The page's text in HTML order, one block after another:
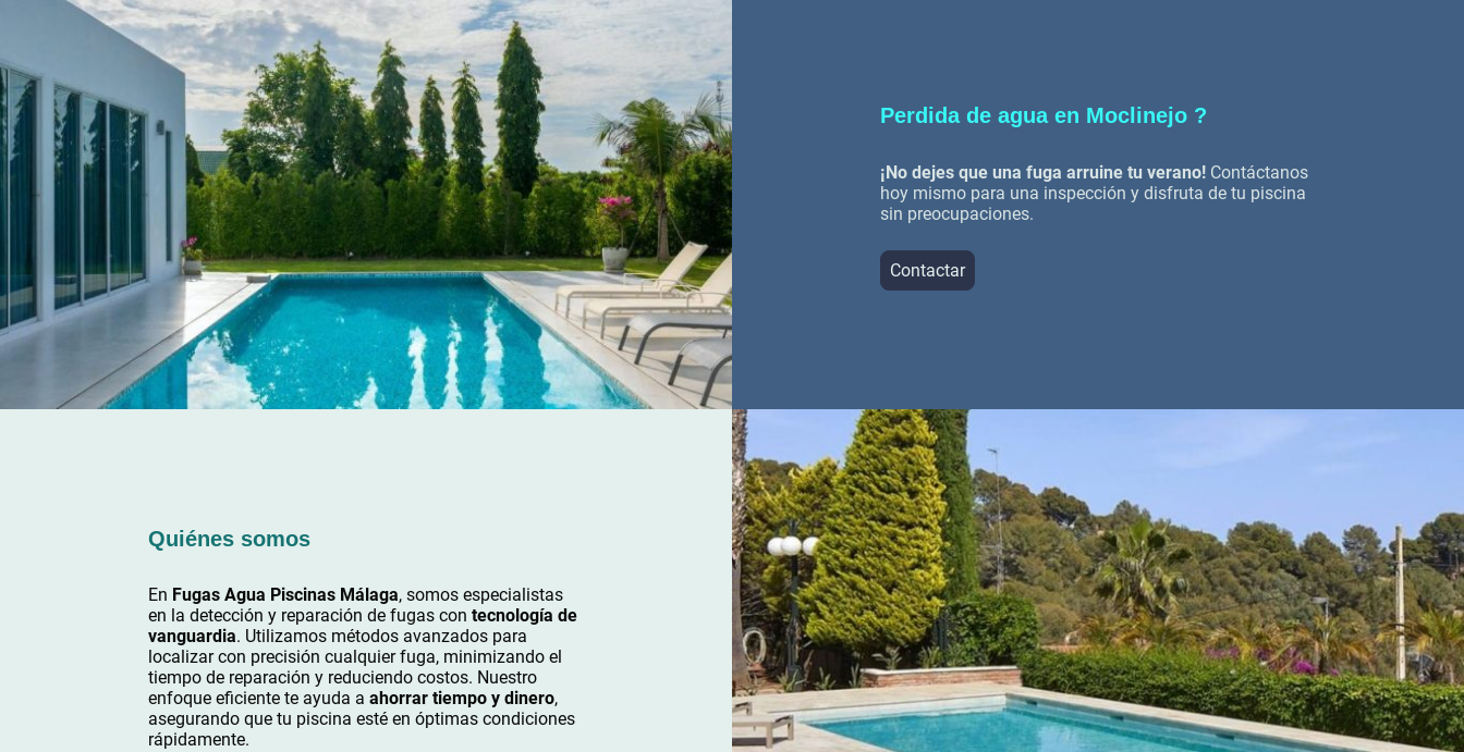
Perdida de agua en Moclinejo ?
¡No dejes que una fuga arruine tu verano! Contáctanos
hoy mismo para una inspección y disfruta de tu piscina
sin preocupaciones.
Contactar
Quiénes somos
En Fugas Agua Piscinas Málaga, somos especialistas
en la detección y reparación de fugas con tecnología de
vanguardia. Utilizamos métodos avanzados para
localizar con precisión cualquier fuga, minimizando el
tiempo de reparación y reduciendo costos. Nuestro
enfoque eficiente te ayuda a ahorrar tiempo y dinero,
asegurando que tu piscina esté en óptimas condiciones
rápidamente.